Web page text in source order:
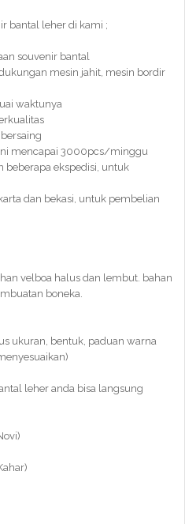
bantal leher di kami ;
souvenir bantal
mesin jahit, mesin bordir
waktunya
mencapai 3000pcs/minggu
beberapa ekspedisi, untuk
dan bekasi, untuk pembelian
velboa halus dan lembut. bahan
boneka.
ukuran, bentuk, paduan warna
leher anda bisa langsung